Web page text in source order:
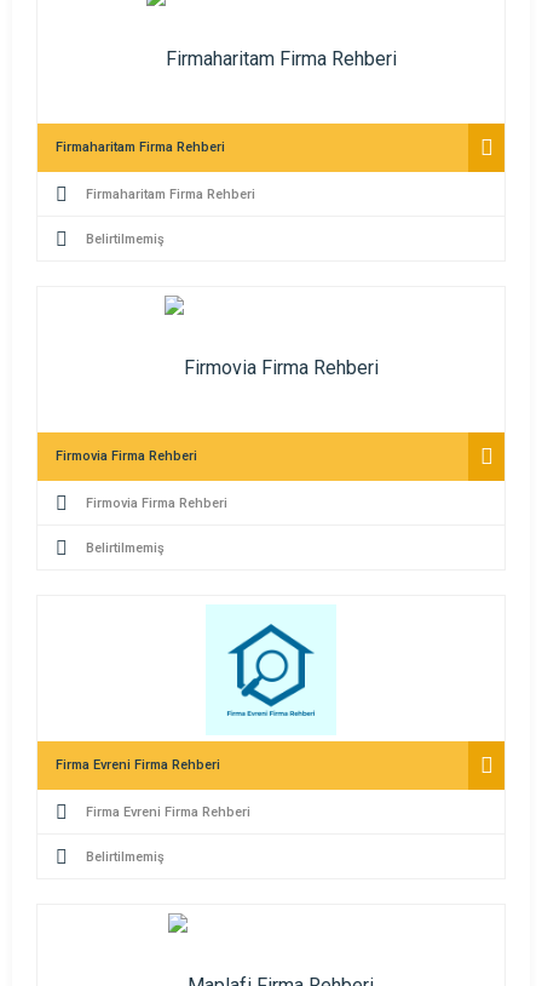
Firmaharitam Firma Rehberi
Firmaharitam Firma Rehberi
Belirtilmemiş
Firmovia Firma Rehberi
Firmovia Firma Rehberi
Belirtilmemiş
Firma Evreni Firma Rehberi
Firma Evreni Firma Rehberi
Belirtilmemiş